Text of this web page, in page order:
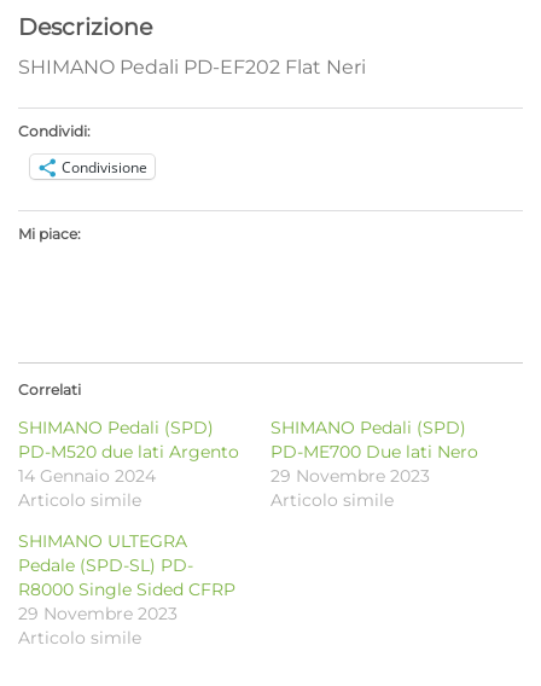
Descrizione
SHIMANO Pedali PD-EF202 Flat Neri
Condividi:
Condivisione
Mi piace:
Correlati
SHIMANO Pedali (SPD)
PD-M520 due lati Argento
14 Gennaio 2024
Articolo simile
SHIMANO Pedali (SPD)
PD-ME700 Due lati Nero
29 Novembre 2023
Articolo simile
SHIMANO ULTEGRA
Pedale (SPD-SL) PD-
R8000 Single Sided CFRP
29 Novembre 2023
Articolo simile